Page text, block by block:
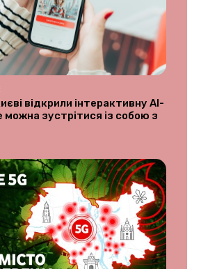
відкрили інтерактивну AI-
можна зустрітися із собою з